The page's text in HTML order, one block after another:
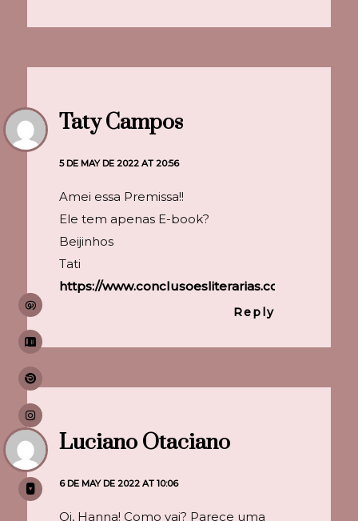
Taty Campos
5 DE MAY DE 2022 AT 20:56
Amei essa Premissa!!
Ele tem apenas E-book?
Beijinhos
Tati
https://www.conclusoesliterarias.com.br/
Reply
Luciano Otaciano
6 DE MAY DE 2022 AT 10:06
Oi, Hanna! Como vai? Parece uma